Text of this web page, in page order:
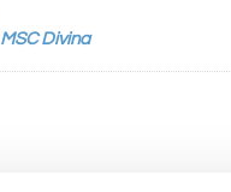
MSC Divina